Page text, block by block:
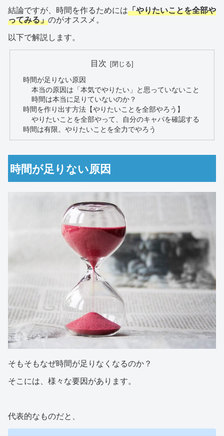
結論ですが、時間を作るためには「やりたいことを全部や
ってみる」のがオススメ。
以下で解説します。
目次
時間が足りない原因
本当の原因は「本気でやりたい」と思っていないこと
時間は本当に足りていないのか？
時間を作り出す方法【やりたいことを全部やろう】
やりたいことを全部やって、自分のキャパを確認する
時間は有限。やりたいことを全力でやろう
時間が足りない原因
そもそもなぜ時間が足りなくなるのか？
そこには、様々な要因があります。
代表的なものだと、